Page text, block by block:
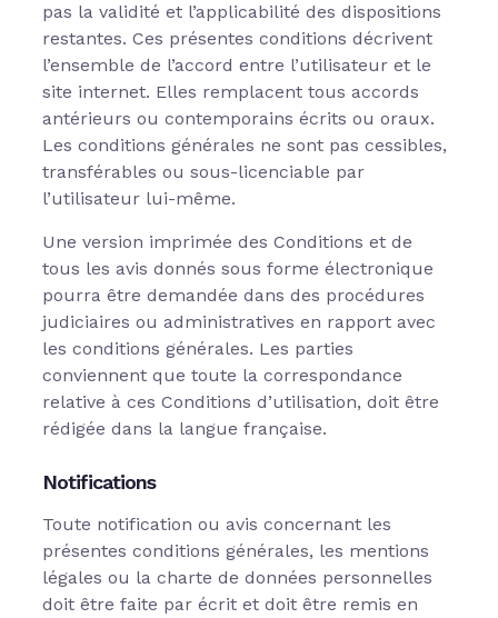
pas la validité et l’applicabilité des dispositions
restantes. Ces présentes conditions décrivent
l’ensemble de l’accord entre l’utilisateur et le
site internet. Elles remplacent tous accords
antérieurs ou contemporains écrits ou oraux.
Les conditions générales ne sont pas cessibles,
transférables ou sous-licenciable par
l’utilisateur lui-même.
Une version imprimée des Conditions et de
tous les avis donnés sous forme électronique
pourra être demandée dans des procédures
judiciaires ou administratives en rapport avec
les conditions générales. Les parties
conviennent que toute la correspondance
relative à ces Conditions d’utilisation, doit être
rédigée dans la langue française.
Notifications
Toute notification ou avis concernant les
présentes conditions générales, les mentions
légales ou la charte de données personnelles
doit être faite par écrit et doit être remis en